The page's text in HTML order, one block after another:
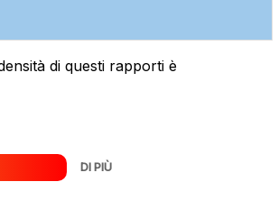
di questi rapporti è
DI PIÙ